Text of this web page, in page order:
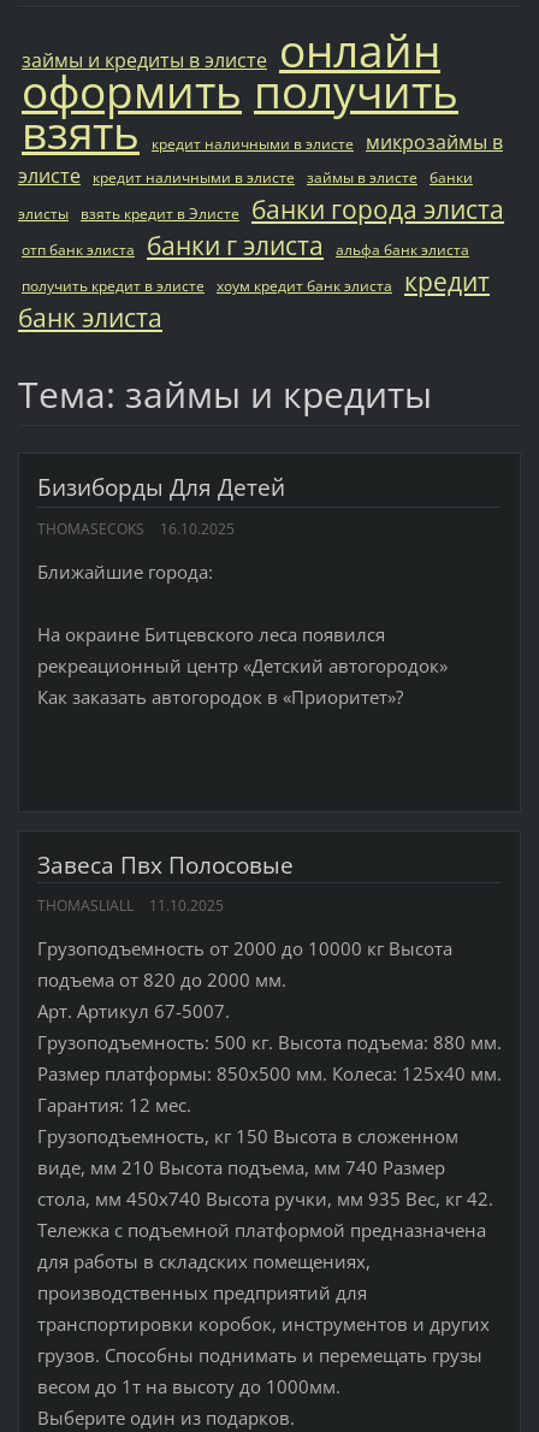
займы и кредиты в элисте онлайн
оформить получить
взять кредит наличными в элисте
микрозаймы в
элисте
кредит наличными в элисте займы в элисте
банки
элисты
взять кредит в Элисте банки города элиста
отп банк элиста банки г элиста
альфа банк элиста
получить кредит в элисте
хоум кредит банк элиста
кредит
банк элиста
Тема: займы и кредиты
Бизиборды Для Детей
THOMASECOKS 16.10.2025
Ближайшие города:
На окраине Битцевского леса появился
рекреационный центр «Детский автогородок»
Как заказать автогородок в «Приоритет»?
Завеса Пвх Полосовые
THOMASLIALL 11.10.2025
Грузоподъемность от 2000 до 10000 кг Высота
подъема от 820 до 2000 мм.
Арт. Артикул 67-5007.
Грузоподъемность: 500 кг. Высота подъема: 880 мм.
Размер платформы: 850х500 мм. Колеса: 125х40 мм.
Гарантия: 12 мес.
Грузоподъемность, кг 150 Высота в сложенном
виде, мм 210 Высота подъема, мм 740 Размер
стола, мм 450x740 Высота ручки, мм 935 Вес, кг 42.
Тележка с подъемной платформой предназначена
для работы в складских помещениях,
производственных предприятий для
транспортировки коробок, инструментов и других
грузов. Способны поднимать и перемещать грузы
весом до 1т на высоту до 1000мм.
Выберите один из подарков.